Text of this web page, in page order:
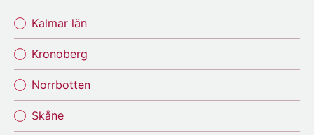
Kalmar län
Kronoberg
Norrbotten
Skåne